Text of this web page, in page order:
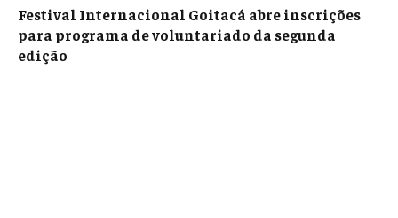
Festival Internacional Goitacá abre inscrições
para programa de voluntariado da segunda
edição